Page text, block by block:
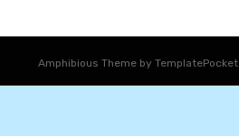
Amphibious Theme by TemplatePocket